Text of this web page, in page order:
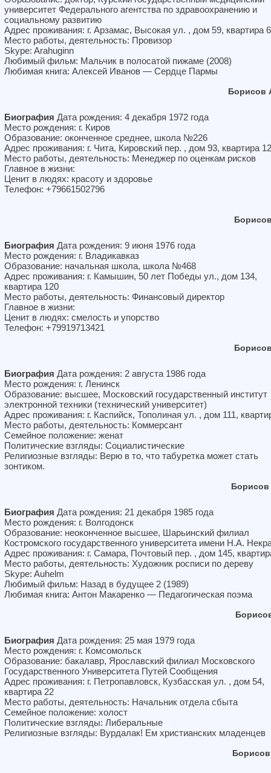
университет Федерального агентства по здравоохранению и
социальному развитию
Адрес проживания: г. Арзамас, Высокая ул. , дом 59, квартира 6
Место работы, деятельность: Провизор
Skype: Arahuginn
Любимый фильм: Мальчик в полосатой пижаме (2008)
Любимая книга: Алексей Иванов — Сердце Пармы
Борисов
Биография Дата рождения: 4 декабря 1972 года
Место рождения: г. Киров
Образование: оконченное среднее, школа №226
Адрес проживания: г. Чита, Кировский пер. , дом 93, квартира
Место работы, деятельность: Менеджер по оценкам рисков
Главное в жизни:
Ценит в людях: красоту и здоровье
Телефон: +79661502796
Биография Дата рождения: 9 июня 1976 года
Место рождения: г. Владикавказ
Образование: начальная школа, школа №468
Адрес проживания: г. Камышин, 50 лет Победы ул., дом 134,
квартира 120
Место работы, деятельность: Финансовый директор
Главное в жизни:
Ценит в людях: смелость и упорство
Телефон: +79919713421
Биография Дата рождения: 2 августа 1986 года
Место рождения: г. Ленинск
Образование: высшее, Московский государственный институт
электронной техники (технический университет)
Адрес проживания: г. Каспийск, Тополиная ул. , дом 111,
Место работы, деятельность: Коммерсант
Семейное положение: женат
Политические взгляды: Социалистические
Религиозные взгляды: Верю в то, что табуретка может стать
зонтиком.
Борисов
Биография Дата рождения: 21 декабря 1985 года
Место рождения: г. Волгодонск
Образование: неоконченное высшее, Шарьинский филиал
Костромского государственного университета имени Н.А.
Адрес проживания: г. Самара, Почтовый пер. , дом 145,
Место работы, деятельность: Художник росписи по дереву
Skype: Auhelm
Любимый фильм: Назад в будущее 2 (1989)
Любимая книга: Антон Макаренко — Педагогическая поэма
Биография Дата рождения: 25 мая 1979 года
Место рождения: г. Комсомольск
Образование: бакалавр, Ярославский филиал Московского
Государственного Университета Путей Сообщения
Адрес проживания: г. Петропавловск, Кузбасская ул. , дом 54,
квартира 22
Место работы, деятельность: Начальник отдела сбыта
Семейное положение: холост
Политические взгляды: Либеральные
Религиозные взгляды: Вурдалак! Ем христианских младенцев